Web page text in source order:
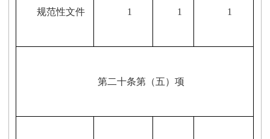
规范性文件 1 1 1
第二十条第（五）项